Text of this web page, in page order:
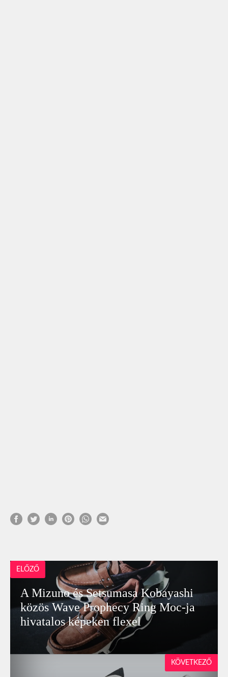
ELŐZŐ
A Mizuno és Setsumasa Kobayashi
közös Wave Prophecy Ring Moc-ja
hivatalos képeken flexel
KÖVETKEZŐ